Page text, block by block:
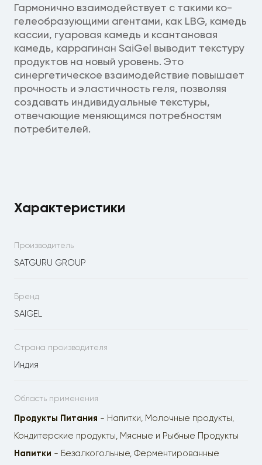
Гармонично взаимодействует с такими ко-
гелеобразующими агентами, как LBG, камедь
кассии, гуаровая камедь и ксантановая
камедь, каррагинан SaiGel выводит текстуру
продуктов на новый уровень. Это
синергетическое взаимодействие повышает
прочность и эластичность геля, позволяя
создавать индивидуальные текстуры,
отвечающие меняющимся потребностям
потребителей.
Характеристики
Производитель
SATGURU GROUP
Бренд
SAIGEL
Страна производителя
Индия
Область применения
Продукты Питания - Напитки, Молочные продукты,
Кондитерские продукты, Мясные и Рыбные Продукты
Напитки - Безалкогольные, Ферментированные